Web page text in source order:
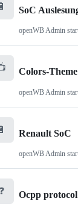
SoC
openWB Admin
Colors-
openWB Admin
Renault SoC
openWB Admin
❓ Ocpp protocol